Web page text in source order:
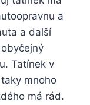
a
a další
Tatínek v
mnoho
má rád.